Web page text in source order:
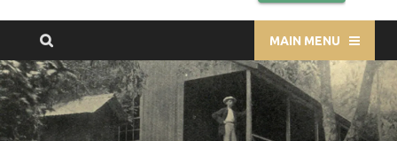
MAIN MENU